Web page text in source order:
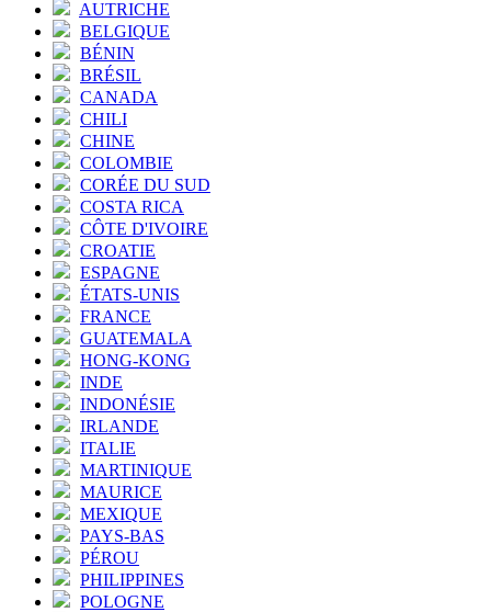
AUTRICHE
BELGIQUE
BÉNIN
BRÉSIL
CANADA
CHILI
CHINE
COLOMBIE
CORÉE DU SUD
COSTA RICA
CÔTE D'IVOIRE
CROATIE
ESPAGNE
ÉTATS-UNIS
FRANCE
GUATEMALA
HONG-KONG
INDE
INDONÉSIE
IRLANDE
ITALIE
MARTINIQUE
MAURICE
MEXIQUE
PAYS-BAS
PÉROU
PHILIPPINES
POLOGNE